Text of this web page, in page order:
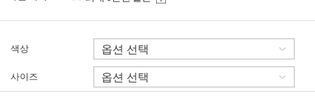
색상
사이즈